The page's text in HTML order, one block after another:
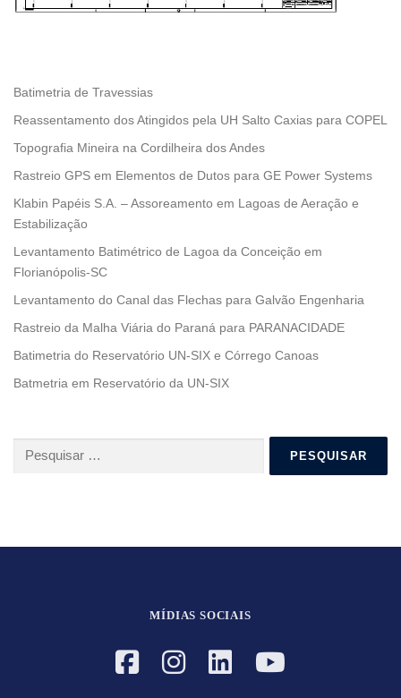
Batimetria de Travessias
Reassentamento dos Atingidos pela UH Salto Caxias para COPEL
Topografia Mineira na Cordilheira dos Andes
Rastreio GPS em Elementos de Dutos para GE Power Systems
Klabin Papéis S.A. – Assoreamento em Lagoas de Aeração e
Estabilização
Levantamento Batimétrico de Lagoa da Conceição em
Florianópolis-SC
Levantamento do Canal das Flechas para Galvão Engenharia
Rastreio da Malha Viária do Paraná para PARANACIDADE
Batimetria do Reservatório UN-SIX e Córrego Canoas
Batmetria em Reservatório da UN-SIX
por:
MÍDIAS SOCIAIS